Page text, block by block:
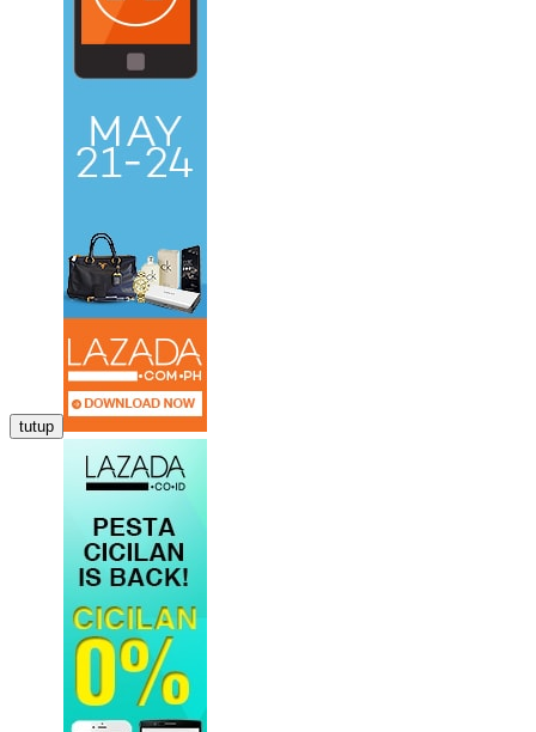
tutup